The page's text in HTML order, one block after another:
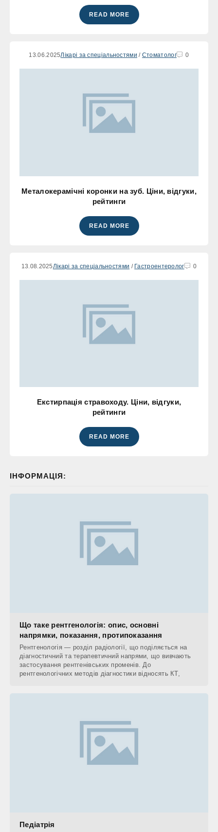
READ MORE
13.06.2025Лікарі за спеціальностями / Стоматолог 0
Металокерамічні коронки на зуб. Ціни, відгуки,
рейтинги
READ MORE
13.08.2025 Лікарі за спеціальностями / Гастроентеролог 0
Екстирпація стравоходу. Ціни, відгуки,
рейтинги
READ MORE
ІНФОРМАЦІЯ:
Що таке рентгенологія: опис, основні
напрямки, показання, протипоказання
Рентгенологія — розділ радіології, що поділяється на
діагностичний та терапевтичний напрями, що вивчають
застосування рентгенівських променів. До
рентгенологічних методів діагностики відносять КТ,
Педіатрія